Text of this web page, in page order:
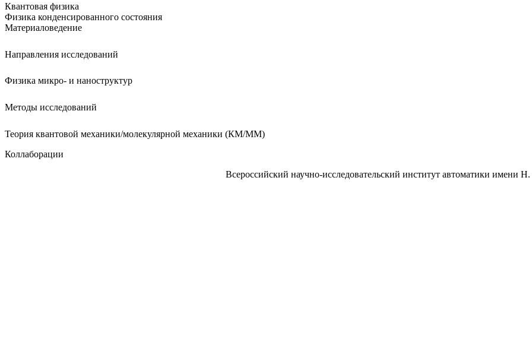
Квантовая физика
Физика конденсированного состояния
Материаловедение
Направления исследований
Физика микро- и наноструктур
Методы исследований
Теория квантовой механики/молекулярной механики (КМ/ММ)
Коллаборации
Всероссийский научно-исследовательский институт автоматики имени